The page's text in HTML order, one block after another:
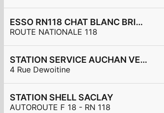
ESSO RN118 CHAT BLANC BRIEVRES
ROUTE NATIONALE 118
STATION SERVICE AUCHAN VELIZY 2
4 Rue Dewoitine
STATION SHELL SACLAY
AUTOROUTE F 18 - RN 118